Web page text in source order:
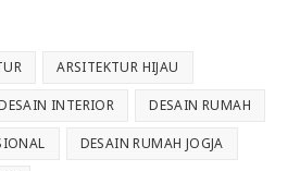
ARSITEKTUR HIJAU
INTERIOR DESAIN RUMAH
DESAIN RUMAH JOGJA